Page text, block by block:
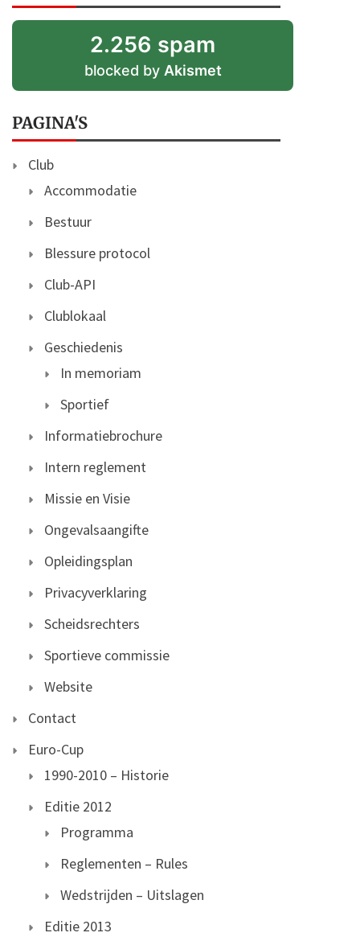
2.256 spam
blocked by Akismet
PAGINA'S
Club
Accommodatie
Bestuur
Blessure protocol
Club-API
Clublokaal
Geschiedenis
In memoriam
Sportief
Informatiebrochure
Intern reglement
Missie en Visie
Ongevalsaangifte
Opleidingsplan
Privacyverklaring
Scheidsrechters
Sportieve commissie
Website
Contact
Euro-Cup
1990-2010 – Historie
Editie 2012
Programma
Reglementen – Rules
Wedstrijden – Uitslagen
Editie 2013